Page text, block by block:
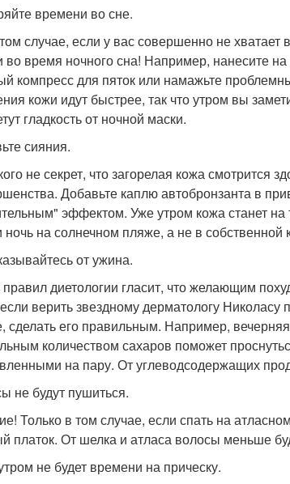
времени во сне.
случае, если у вас совершенно не
во время ночного сна! Например, нанесите
компресс для пяток или намажьте
кожи идут быстрее, так что утром вы
гладкость от ночной маски.
сияния.
не секрет, что загорелая кожа
Добавьте каплю автобронзанта в
эффектом. Уже утром кожа станет
ночь на солнечном пляже, а не в собственной
от ужина.
диетологии гласит, что желающим
верить звездному дерматологу Николасу
сделать его правильным. Например,
количеством сахаров поможет
на пару. От углеводсодержащих
не будут пушиться.
Только в том случае, если спать на
платок. От шелка и атласа волосы меньше
не будет времени на прическу.